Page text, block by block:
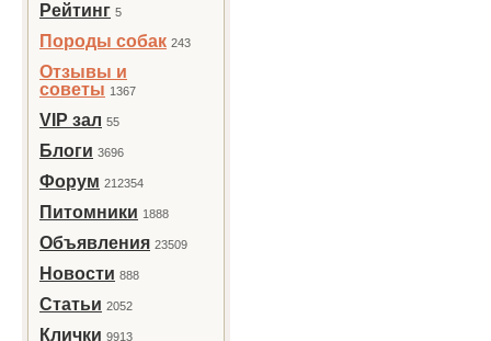
Рейтинг 5
Породы собак 243
Отзывы и
советы 1367
VIP зал 55
Блоги 3696
Форум 212354
Питомники 1888
Объявления 23509
Новости 888
Статьи 2052
Клички 9913